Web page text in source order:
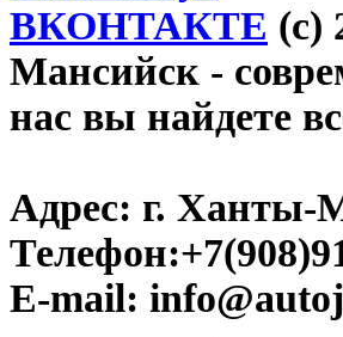
ВКОНТАКТЕ (c)
Мансийск -
нас вы найдете
Адрес: г. Ханты-
Телефон:
E-mail: